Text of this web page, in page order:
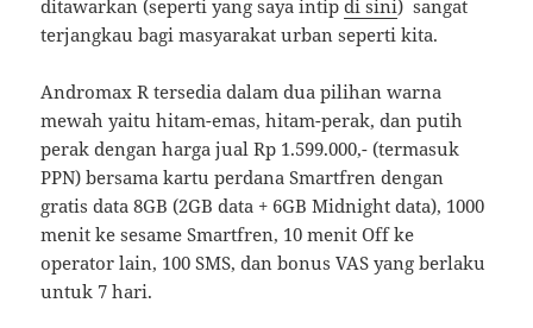
ditawarkan (seperti yang saya intipdi sini) sangat
terjangkau bagi masyarakat urban seperti kita.
Andromax R tersedia dalam dua pilihan warna
mewah yaitu hitam-emas, hitam-perak, dan putih
perak dengan harga jual Rp 1.599.000,- (termasuk
PPN) bersama kartu perdana Smartfren dengan
gratis data 8GB (2GB data + 6GB Midnight data), 1000
menit ke sesame Smartfren, 10 menit Off ke
operator lain, 100 SMS, dan bonus VAS yang berlaku
untuk 7 hari.